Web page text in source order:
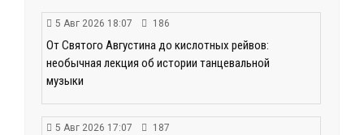
5 Авг 2026 18:07 186
От Святого Августина до кислотных рейвов:
необычная лекция об истории танцевальной
музыки
5 Авг 2026 17:07 187